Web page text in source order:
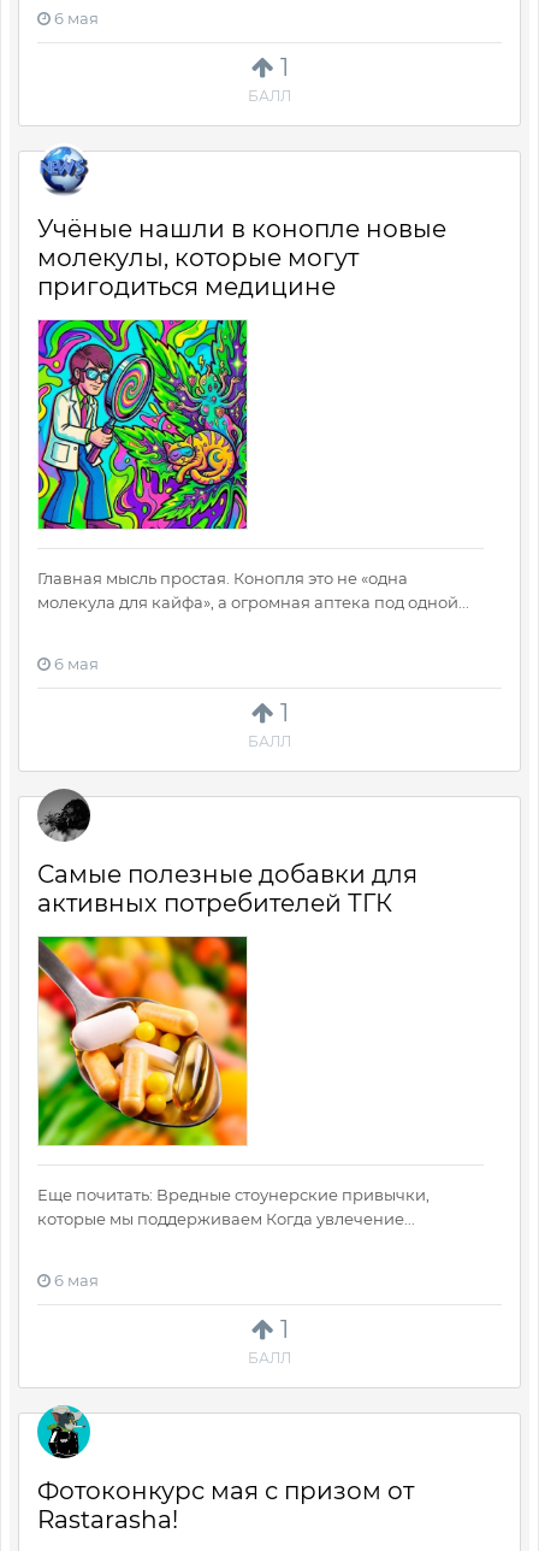
1
БАЛЛ
6 мая
1
БАЛЛ
Учёные нашли в конопле новые
молекулы, которые могут
пригодиться медицине
Главная мысль простая. Конопля это не «одна
молекула для кайфа», а огромная аптека под одной...
6 мая
1
БАЛЛ
Самые полезные добавки для
активных потребителей ТГК
Еще почитать: Вредные стоунерские привычки,
которые мы поддерживаем Когда увлечение...
6 мая
Фотоконкурс мая с призом от
Rastarasha!